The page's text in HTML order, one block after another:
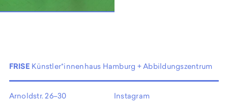
FRISE Künstler*innenhaus Hamburg + Abbildungszentrum
Arnoldstr. 26–30
Instagram